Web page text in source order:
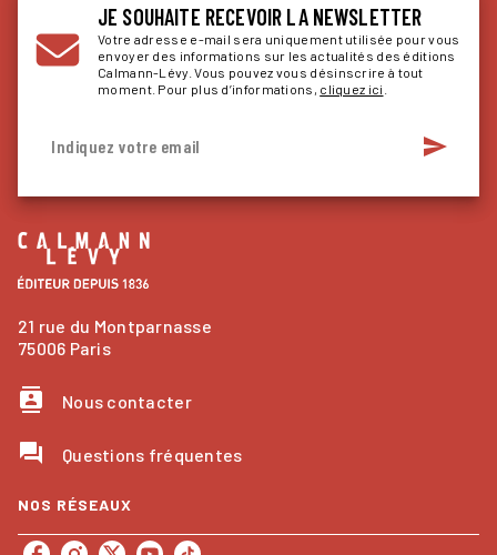
JE SOUHAITE RECEVOIR LA NEWSLETTER
Votre adresse e-mail sera uniquement utilisée pour vous
envoyer des informations sur les actualités des éditions
Calmann-Lévy. Vous pouvez vous désinscrire à tout
moment. Pour plus d’informations, cliquez ici
Indiquez votre email send
21 rue du Montparnasse
75006 Paris
contacts Nous contacter
question_answer Questions fréquentes
NOS RÉSEAUX